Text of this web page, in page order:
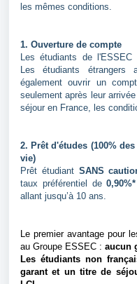
les mêmes conditions.
1. Ouverture de compte
Les étudiants de l'ESSEC
Les étudiants étrangers
également ouvrir un
seulement après leur
séjour en France, les
2. Prêt d'études (100%
vie)
Prêt étudiant SANS
taux préférentiel de0,90
allant jusqu’à 10 ans.
Le premier avantage pour
au Groupe ESSEC : aucun
Les étudiants non
garant et un titre de